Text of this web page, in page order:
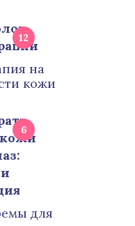
12
на
кожи
6
для